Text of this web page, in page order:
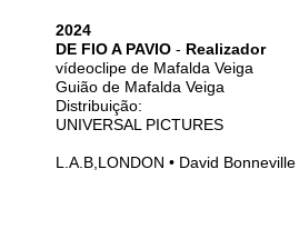
2024
DE FIO A PAVIO - Realizador
vídeoclipe de Mafalda Veiga
Guião de Mafalda Veiga
Distribuição:
UNIVERSAL PICTURES
L.A.B,LONDON • David